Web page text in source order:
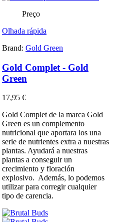
Preço
Olhada rápida
Brand: Gold Green
Gold Complet - Gold
Green
17,95 €
Gold Complet de la marca Gold
Green es un complemento
nutricional que aportara los una
serie de nutrientes extra a nuestras
plantas. Ayudará a nuestras
plantas a conseguir un
crecimiento y floración
explosivo. Además, lo podemos
utilizar para corregir cualquier
tipo de carencia.